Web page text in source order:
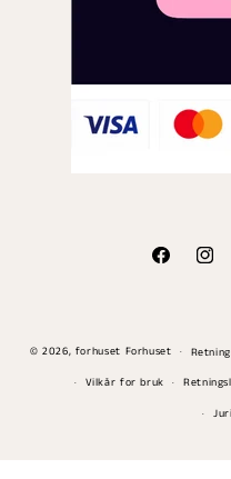
Facebook
© 2026, forhuset Forhuset
Vilkår for bruk